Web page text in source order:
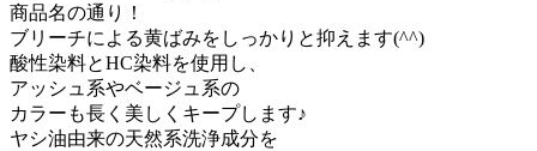
商品名の通り！
ブリーチによる黄ばみをしっかりと抑えます(^^)
酸性染料とHC染料を使用し、
アッシュ系やベージュ系の
カラーも長く美しくキープします♪
ヤシ油由来の天然系洗浄成分を